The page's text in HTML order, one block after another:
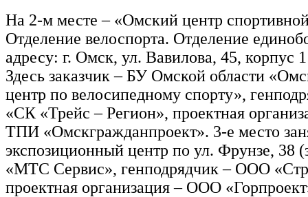
На 2-м месте – «Омский центр
Отделение велоспорта. Отделение
адресу: г. Омск, ул. Вавилова, 45, корпус
Здесь заказчик – БУ Омской области
центр по велосипедному спорту»,
«СК «Трейс – Регион», проектная
ТПИ «Омскгражданпроект». 3-е место
экспозиционный центр по ул. Фрунзе, 38
«МТС Сервис», генподрядчик – ООО
проектная организация – ООО